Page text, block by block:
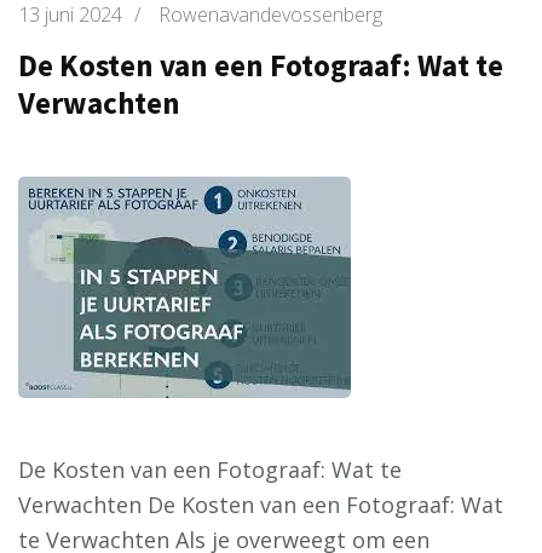
13 juni 2024 / Rowenavandevossenberg
De Kosten van een Fotograaf: Wat te
Verwachten
De Kosten van een Fotograaf: Wat te
Verwachten De Kosten van een Fotograaf: Wat
te Verwachten Als je overweegt om een